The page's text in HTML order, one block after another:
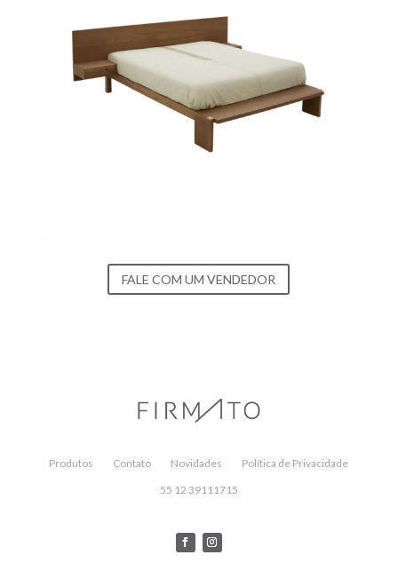
FALE COM UM VENDEDOR
Produtos Contato Novidades
Política de Privacidade
55 12 39111715